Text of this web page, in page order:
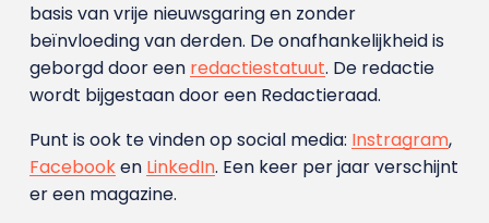
basis van vrije nieuwsgaring en zonder
beïnvloeding van derden. De onafhankelijkheid is
geborgd door een redactiestatuut. De redactie
wordt bijgestaan door een Redactieraad.
Punt is ook te vinden op social media: Instragram,
Facebooken LinkedIn. Een keer per jaar verschijnt
er een magazine.